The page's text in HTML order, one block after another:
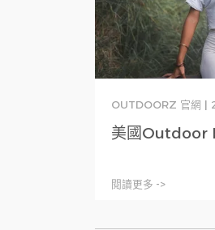
OUTDOORZ 官網
美國Outdoor
閱讀更多 ->